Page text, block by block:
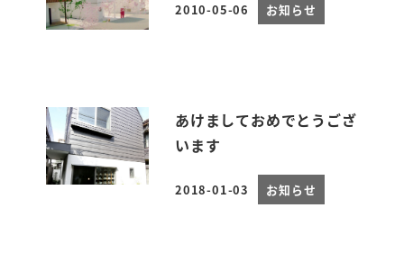
投稿日
2010-05-06 お知らせ
あけましておめでとうござ
います
投稿日
2018-01-03 お知らせ